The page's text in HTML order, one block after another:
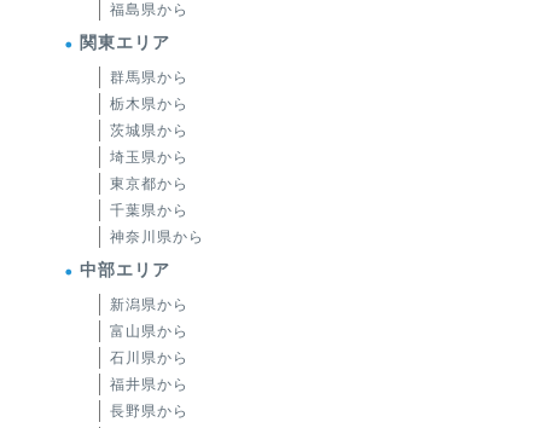
福島県から
関東エリア
群馬県から
栃木県から
茨城県から
埼玉県から
東京都から
千葉県から
神奈川県から
中部エリア
新潟県から
富山県から
石川県から
福井県から
長野県から